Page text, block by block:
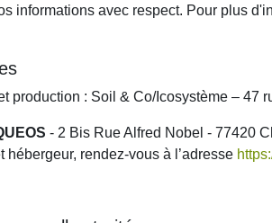
informations avec respect. Pour plus
production : Soil & Co/Icosystème – 47
- 2 Bis Rue Alfred Nobel - 77420
hébergeur, rendez-vous à l’adresse